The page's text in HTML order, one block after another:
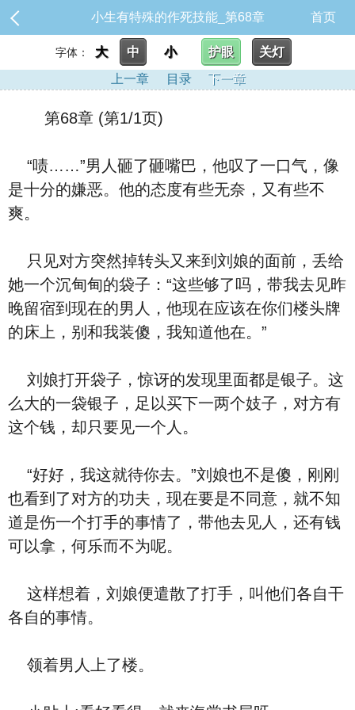
小生有特殊的作死技能_第68章 首页
字体： 大 中 小 护眼
关灯
上一章
目录 下一章
第68章 (第1/1页)
“啧……”男人砸了砸嘴巴，他叹了一口气，像
是十分的嫌恶。他的态度有些无奈，又有些不
爽。
只见对方突然掉转头又来到刘娘的面前，丢给
她一个沉甸甸的袋子：“这些够了吗，带我去见昨
晚留宿到现在的男人，他现在应该在你们楼头牌
的床上，别和我装傻，我知道他在。”
刘娘打开袋子，惊讶的发现里面都是银子。这
么大的一袋银子，足以买下一两个妓子，对方有
这个钱，却只要见一个人。
“好好，我这就待你去。”刘娘也不是傻，刚刚
也看到了对方的功夫，现在要是不同意，就不知
道是伤一个打手的事情了，带他去见人，还有钱
可以拿，何乐而不为呢。
这样想着，刘娘便遣散了打手，叫他们各自干
各自的事情。
领着男人上了楼。